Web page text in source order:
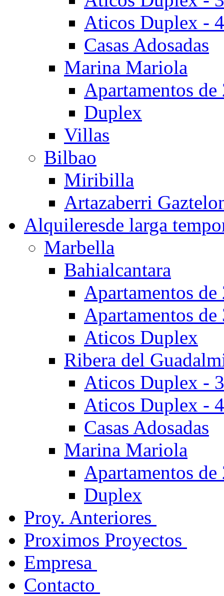
Aticos Duplex -
Casas Adosadas
Marina Mariola
Apartamentos
Duplex
Villas
Bilbao
Miribilla
Artazaberri
Alquileresde larga
Marbella
Bahialcantara
Apartamentos
Apartamentos
Aticos Duplex
Ribera del
Aticos Duplex -
Aticos Duplex -
Casas Adosadas
Marina Mariola
Apartamentos
Duplex
Proy. Anteriores
Proximos Proyectos
Empresa
Contacto